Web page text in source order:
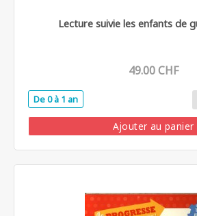
Lecture suivie les enfants de
49.00 CHF
De 0 à 1 an
Ajouter au panier